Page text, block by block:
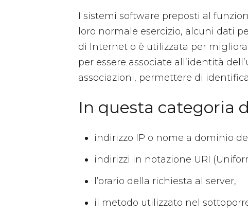
I sistemi software preposti al
loro normale esercizio, alcuni dati
di Internet o è utilizzata per
per essere associate all’identità
associazioni, permettere di
In questa categoria
indirizzo IP o nome a dominio
indirizzi in notazione URI
l’orario della richiesta al server,
il metodo utilizzato nel